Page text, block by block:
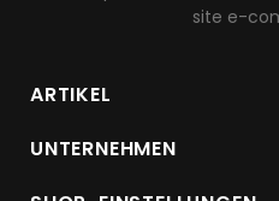
site e-
ARTIKEL
UNTERNEHMEN